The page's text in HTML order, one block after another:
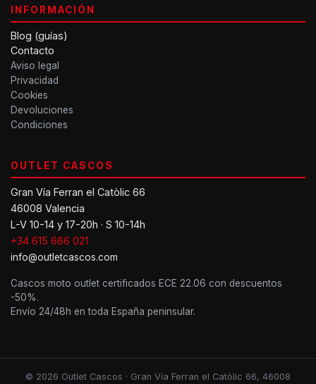
INFORMACIÓN
Blog (guías)
Contacto
Aviso legal
Privacidad
Cookies
Devoluciones
Condiciones
OUTLET CASCOS
Gran Vía Ferran el Catòlic 66
46008 Valencia
L-V 10-14 y 17-20h · S 10-14h
+34 615 666 021
info@outletcascos.com
Cascos moto outlet certificados ECE 22.06 con descuentos
-50%.
Envío 24/48h en toda España peninsular.
© 2026 Outlet Cascos · Gran Vía Ferran el Catòlic 66, 46008